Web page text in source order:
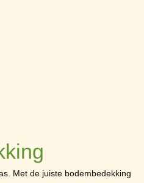
Met de juiste bodembedekking